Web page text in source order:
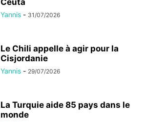
Yannis - 31/07/2026
Le Chili appelle à agir pour la
Cisjordanie
Yannis - 29/07/2026
La Turquie aide 85 pays dans le
monde